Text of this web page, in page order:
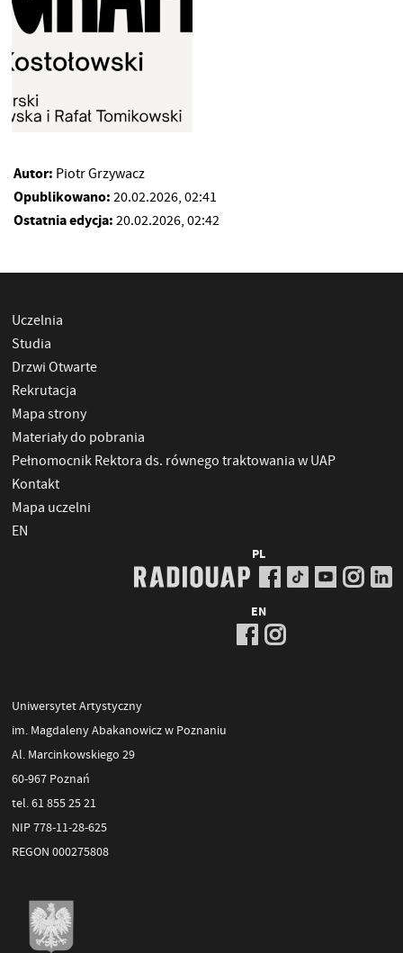
Autor: Piotr Grzywacz
Opublikowano: 20.02.2026, 02:41
Ostatnia edycja: 20.02.2026, 02:42
Uczelnia
Studia
Drzwi Otwarte
Rekrutacja
Mapa strony
Materiały do pobrania
Pełnomocnik Rektora ds. równego traktowania w UAP
Kontakt
Mapa uczelni
EN
PL
EN
Uniwersytet Artystyczny
im. Magdaleny Abakanowicz w Poznaniu
Al. Marcinkowskiego 29
60-967 Poznań
tel. 61 855 25 21
NIP 778-11-28-625
REGON 000275808